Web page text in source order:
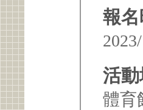
報名
活動
體育